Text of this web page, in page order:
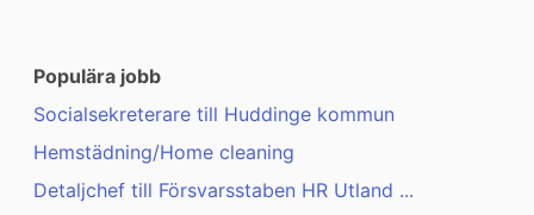
Populära jobb
Socialsekreterare till Huddinge kommun
Hemstädning/Home cleaning
Detaljchef till Försvarsstaben HR Utland ...